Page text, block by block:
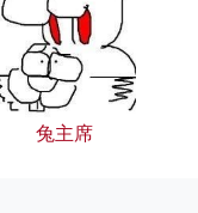
兔主席